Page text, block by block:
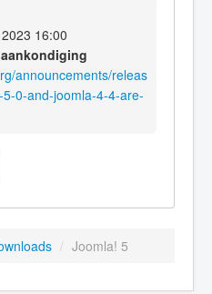
16:00
announcements/releas
0-and-joomla-4-4-are-
/ Joomla! 5